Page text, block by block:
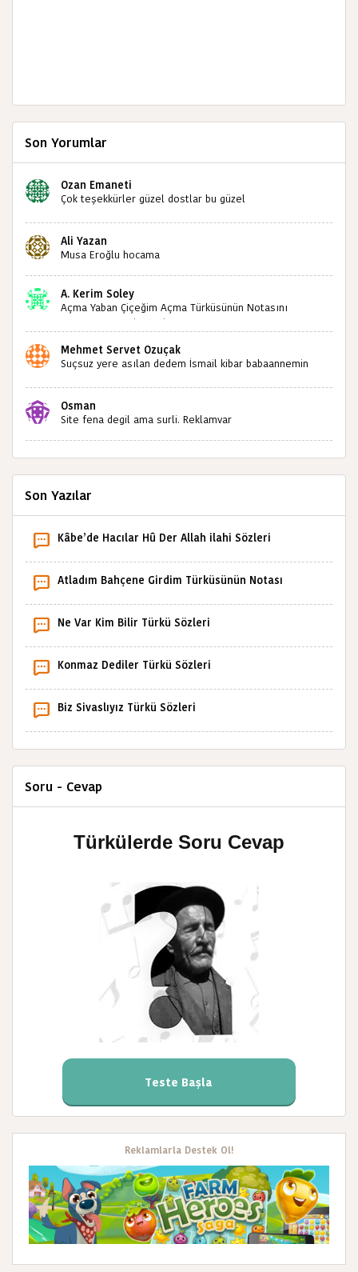
Son Yorumlar
Ozan Emaneti
Çok teşekkürler güzel dostlar bu güzel
sizlerin sayesinde türkülerimiz ölmeyecektir tekrar
teşekkürler saygılarımla
Ali Yazan
Musa Eroğlu hocama
A. Kerim Soley
Açma Yaban Çiçeğim Açma Türküsünün Notasını
Bulabilir miyiz ?İlginiz İçin Şimdiden Teşekkürler.
Mehmet Servet Özuçak
Suçsuz yere asılan dedem İsmail kibar babaannemin
Osman
Site fena degil ama surli. Reklamvar
Son Yazılar
Kâbe’de Hacılar Hû Der Allah ilahi Sözleri
Atladım Bahçene Girdim Türküsünün Notası
Ne Var Kim Bilir Türkü Sözleri
Konmaz Dediler Türkü Sözleri
Biz Sivaslıyız Türkü Sözleri
Soru - Cevap
Türkülerde Soru Cevap
Teste Başla
Reklamlarla Destek Ol!